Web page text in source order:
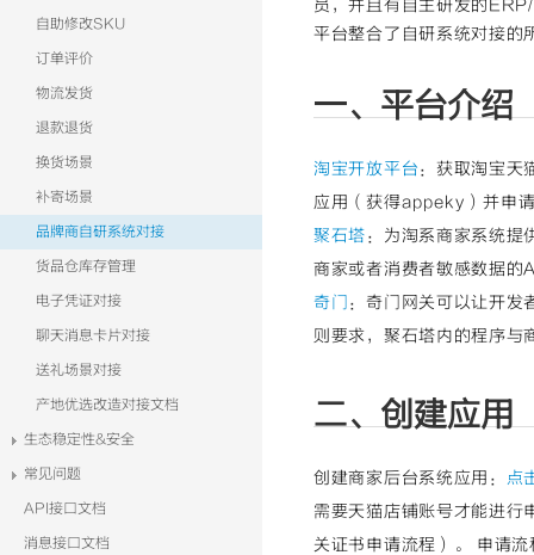
自助修改SKU
订单评价
物流发货
退款退货
换货场景
补寄场景
品牌商自研系统对接
货品仓库存管理
电子凭证对接
聊天消息卡片对接
送礼场景对接
产地优选改造对接文档
生态稳定性&安全
常见问题
API接口文档
消息接口文档
员，并且有自主研发的
平台整合了自研系统对接的
一、平台介绍
淘宝开放平台：获取淘宝天
应用（获得appeky）并申
聚石塔：为淘系商家系统提
商家或者消费者敏感数据的
奇门 ：奇门网关可以让开发
则要求，聚石塔内的程序与
二、创建应用
创建商家后台系统应用：
点
需要天猫店铺账号才能进行
关证书申请流程）。 申请